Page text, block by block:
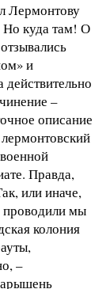
Лермонтову
Но куда там! О
и
–
описание
Правда,
или иначе,
проводили мы
колония
–